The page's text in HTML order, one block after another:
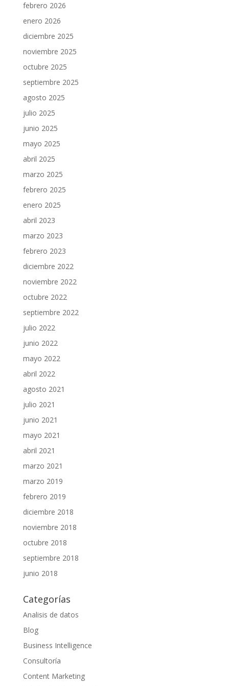
febrero 2026
enero 2026
diciembre 2025
noviembre 2025
octubre 2025
septiembre 2025
agosto 2025
julio 2025
junio 2025
mayo 2025
abril 2025
marzo 2025
febrero 2025
enero 2025
abril 2023
marzo 2023
febrero 2023
diciembre 2022
noviembre 2022
octubre 2022
septiembre 2022
julio 2022
junio 2022
mayo 2022
abril 2022
agosto 2021
julio 2021
junio 2021
mayo 2021
abril 2021
marzo 2021
marzo 2019
febrero 2019
diciembre 2018
noviembre 2018
octubre 2018
septiembre 2018
junio 2018
Categorías
Analisis de datos
Blog
Business Intelligence
Consultoría
Content Marketing